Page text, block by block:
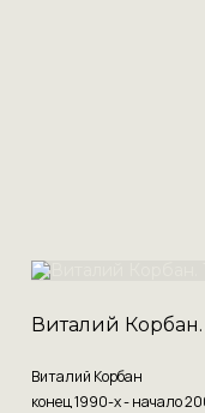
Виталий
Виталий Корбан
конец 1990-х - начало